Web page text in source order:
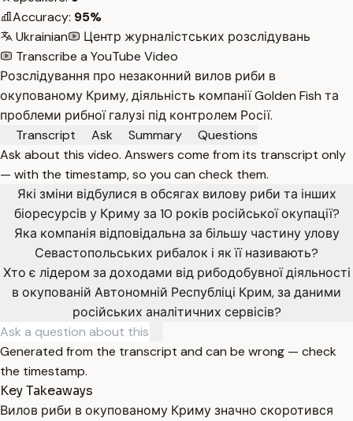
Accuracy: 95%
Ukrainian
Центр журналістських розслідувань
Transcribe a YouTube Video
Розслідування про незаконний вилов риби в
окупованому Криму, діяльність компанії Golden Fish та
проблеми рибної галузі під контролем Росії.
Transcript
Ask Summary
Questions
Ask about this video. Answers come from its transcript only
— with the timestamp, so you can check them.
Які зміни відбулися в обсягах вилову риби та інших
біоресурсів у Криму за 10 років російської окупації?
Яка компанія відповідальна за більшу частину улову
Севастопольських рибалок і як її називають?
Хто є лідером за доходами від рибодобувної діяльності
в окупованій Автономній Республіці Крим, за даними
російських аналітичних сервісів?
Generated from the transcript and can be wrong — check
the timestamp.
Key Takeaways
Вилов риби в окупованому Криму значно скоротився